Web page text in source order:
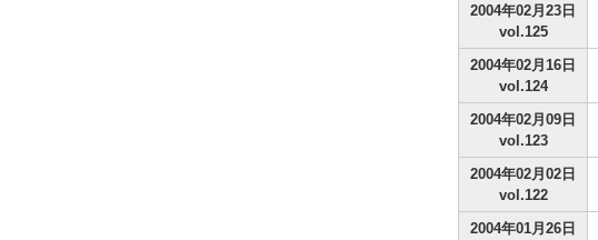
2004年02月23日
vol.125
2004年02月16日
vol.124
2004年02月09日
vol.123
2004年02月02日
vol.122
2004年01月26日